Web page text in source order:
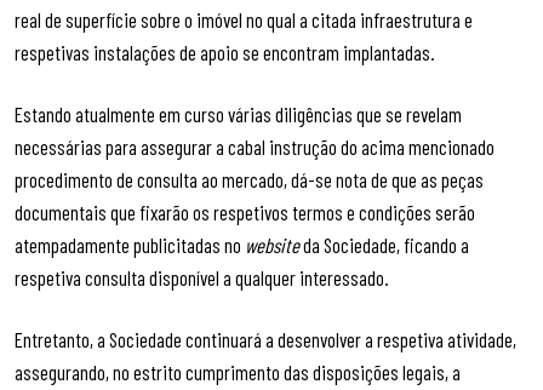
real de superfície sobre o imóvel no qual a citada infraestrutura e
respetivas instalações de apoio se encontram implantadas.
Estando atualmente em curso várias diligências que se revelam
necessárias para assegurar a cabal instrução do acima mencionado
procedimento de consulta ao mercado, dá-se nota de que as peças
documentais que fixarão os respetivos termos e condições serão
atempadamente publicitadas no websiteda Sociedade, ficando a
respetiva consulta disponível a qualquer interessado.
Entretanto, a Sociedade continuará a desenvolver a respetiva atividade,
assegurando, no estrito cumprimento das disposições legais, a